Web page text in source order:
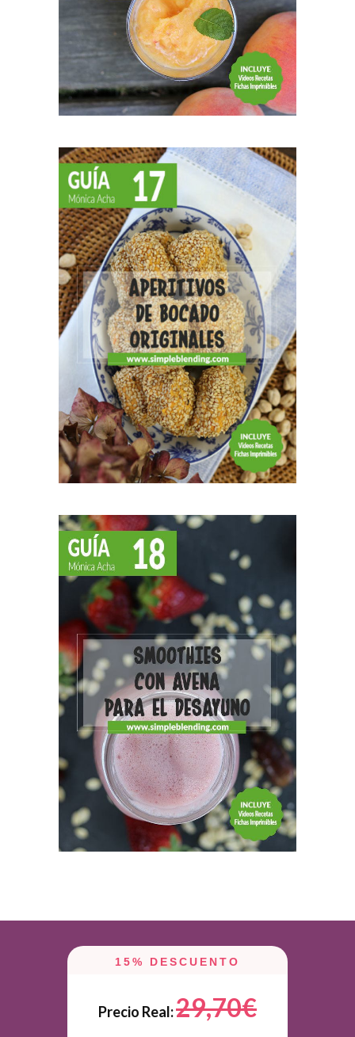
15% DESCUENTO
Precio Real:29,70€